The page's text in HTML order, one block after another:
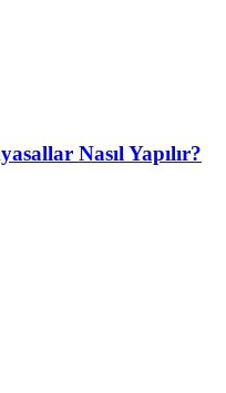
Nasıl Yapılır?